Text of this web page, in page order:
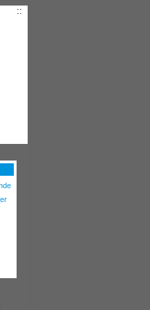
::